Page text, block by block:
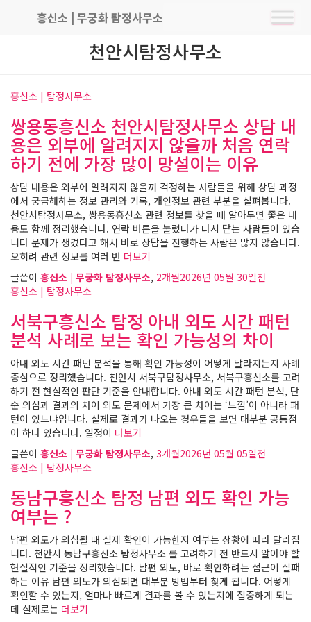
천안시탐정사무소
흥신소 | 탐정사무소
쌍용동흥신소 천안시탐정사무소 상담 내
용은 외부에 알려지지 않을까 처음 연락
하기 전에 가장 많이 망설이는 이유
상담 내용은 외부에 알려지지 않을까 걱정하는 사람들을 위해 상담 과정
에서 궁금해하는 정보 관리와 기록, 개인정보 관련 부분을 살펴봅니다.
천안시탐정사무소, 쌍용동흥신소 관련 정보를 찾을 때 알아두면 좋은 내
용도 함께 정리했습니다. 연락 버튼을 눌렀다가 다시 닫는 사람들이 있습
니다 문제가 생겼다고 해서 바로 상담을 진행하는 사람은 많지 않습니다.
오히려 관련 정보를 여러 번 더보기
글쓴이 흥신소 | 무궁화 탐정사무소, 2개월2026년 05월 30일전
흥신소 | 탐정사무소
서북구흥신소 탐정 아내 외도 시간 패턴
분석 사례로 보는 확인 가능성의 차이
아내 외도 시간 패턴 분석을 통해 확인 가능성이 어떻게 달라지는지 사례
중심으로 정리했습니다. 천안시 서북구탐정사무소, 서북구흥신소를 고려
하기 전 현실적인 판단 기준을 안내합니다. 아내 외도 시간 패턴 분석, 단
순 의심과 결과의 차이 외도 문제에서 가장 큰 차이는 ‘느낌’이 아니라 패
턴이 있느냐입니다. 실제로 결과가 나오는 경우들을 보면 대부분 공통점
이 하나 있습니다. 일정이 더보기
글쓴이 흥신소 | 무궁화 탐정사무소, 3개월2026년 05월 05일전
흥신소 | 탐정사무소
동남구흥신소 탐정 남편 외도 확인 가능
여부는 ?
남편 외도가 의심될 때 실제 확인이 가능한지 여부는 상황에 따라 달라집
니다. 천안시 동남구흥신소 탐정사무소 를 고려하기 전 반드시 알아야 할
현실적인 기준을 정리했습니다. 남편 외도, 바로 확인하려는 접근이 실패
하는 이유 남편 외도가 의심되면 대부분 방법부터 찾게 됩니다. 어떻게
확인할 수 있는지, 얼마나 빠르게 결과를 볼 수 있는지에 집중하게 되는
데 실제로는 더보기